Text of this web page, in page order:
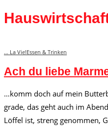
... La Vie!Essen & Trinken
Ach du liebe
…komm doch auf mein
grade, das geht auch im
Löffel ist, streng genommen,